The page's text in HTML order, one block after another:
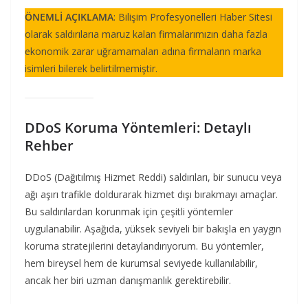
ÖNEMLİ AÇIKLAMA: Bilişim Profesyonelleri Haber Sitesi
olarak saldırılarıa maruz kalan firmalarımızın daha fazla
ekonomik zarar uğramamaları adına firmaların marka
isimleri bilerek belirtilmemiştir.
DDoS Koruma Yöntemleri: Detaylı
Rehber
DDoS (Dağıtılmış Hizmet Reddi) saldırıları, bir sunucu veya
ağı aşırı trafikle doldurarak hizmet dışı bırakmayı amaçlar.
Bu saldırılardan korunmak için çeşitli yöntemler
uygulanabilir. Aşağıda, yüksek seviyeli bir bakışla en yaygın
koruma stratejilerini detaylandırıyorum. Bu yöntemler,
hem bireysel hem de kurumsal seviyede kullanılabilir,
ancak her biri uzman danışmanlık gerektirebilir.